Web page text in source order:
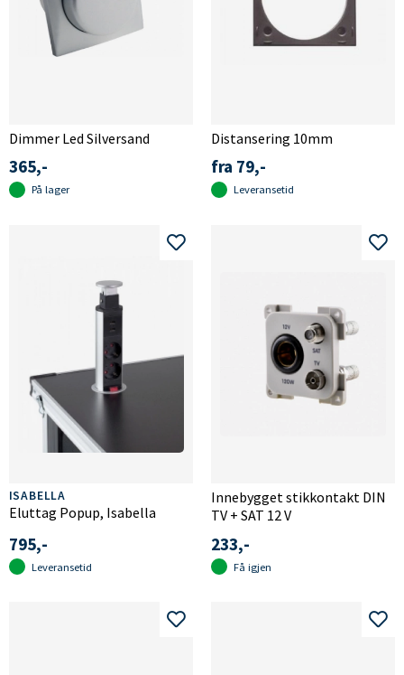
Dimmer Led Silversand
365,-
På lager
Distansering 10mm
fra 79,-
Leveransetid
ISABELLA
Eluttag Popup, Isabella
795,-
Leveransetid
Innebygget stikkontakt DIN
TV + SAT 12 V
233,-
Få igjen